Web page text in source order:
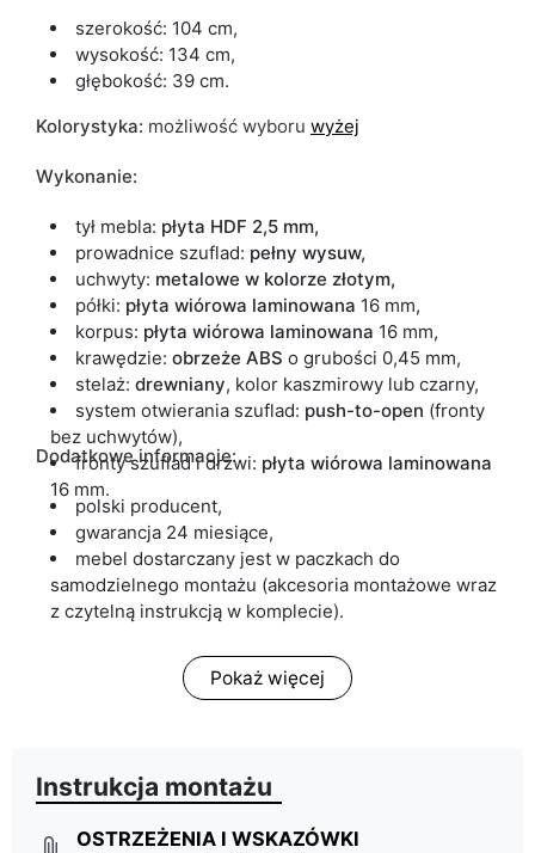
szerokość: 104 cm,
wysokość: 134 cm,
głębokość: 39 cm.
Kolorystyka: możliwość wyboru wyżej
Wykonanie:
tył mebla: płyta HDF 2,5 mm,
prowadnice szuflad: pełny wysuw,
uchwyty: metalowe w kolorze złotym,
półki: płyta wiórowa laminowana 16 mm,
korpus: płyta wiórowa laminowana 16 mm,
krawędzie: obrzeże ABS o grubości 0,45 mm,
stelaż: drewniany, kolor kaszmirowy lub czarny,
system otwierania szuflad: push-to-open (fronty
bez uchwytów),
fronty szuflad i drzwi: płyta wiórowa laminowana
16 mm.
Dodatkowe informacje:
polski producent,
gwarancja 24 miesiące,
mebel dostarczany jest w paczkach do
samodzielnego montażu (akcesoria montażowe wraz
z czytelną instrukcją w komplecie).
Pokaż więcej
Instrukcja montażu
OSTRZEŻENIA I WSKAZÓWKI